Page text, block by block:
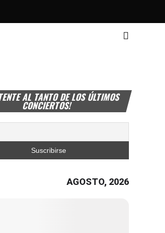
AL TANTO DE LOS ÚLTIMOS
CONCIERTOS!
AGOSTO, 2026